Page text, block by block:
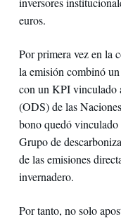
euros.
Por primera vez en la
la emisión combinó
con un KPI vinculado
(ODS) de las
bono quedó vinculado
Grupo de
de las emisiones
invernadero.
Por tanto, no solo